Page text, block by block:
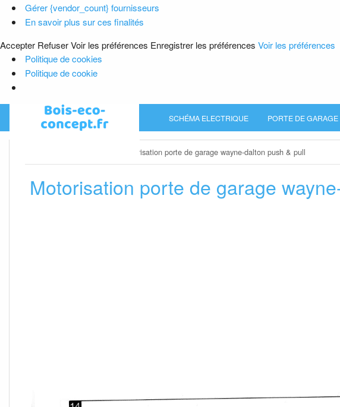
Gérer {vendor_count} fournisseurs
En savoir plus sur ces finalités
Accepter RefuserVoir les préférences Enregistrer les préférences Voir les préférences
Politique de cookies
Politique de cookie
SCHÉMA ELECTRIQUE PORTE DE GARAGE
Motorisation porte de garage wayne-dalton push & pull
Motorisation porte de garage